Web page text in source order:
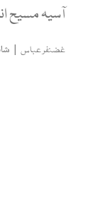
آسیہ مسیح
غضنفر عباس |